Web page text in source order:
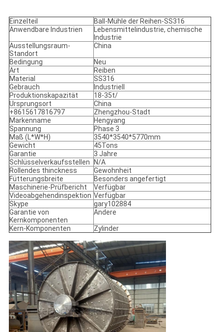
Einzelteil
Ball-Mühle der Reihen-SS316
Anwendbare Industrien
Lebensmittelindustrie, chemische
Industrie
Ausstellungsraum-
Standort
China
Bedingung
Neu
Art
Reiben
Material
SS316
Gebrauch
Industriell
Produktionskapazität
18-35t/
Ursprungsort
China
+8615617816797
Zhengzhou-Stadt
Markenname
Hengyang
Spannung
Phase 3
Maß (L*W*H)
3540*3540*5770mm
Gewicht
45Tons
Garantie
3 Jahre
Schlüsselverkaufsstellen
N/A
Rollendes thinckness
Gewohnheit
Fütterungsbreite
Besonders angefertigt
Maschinerie-Prüfbericht
Verfügbar
Videoabgehendinspektion Verfügbar
Skype
gary102884
Garantie von
Kernkomponenten
Andere
Kern-Komponenten Zylinder